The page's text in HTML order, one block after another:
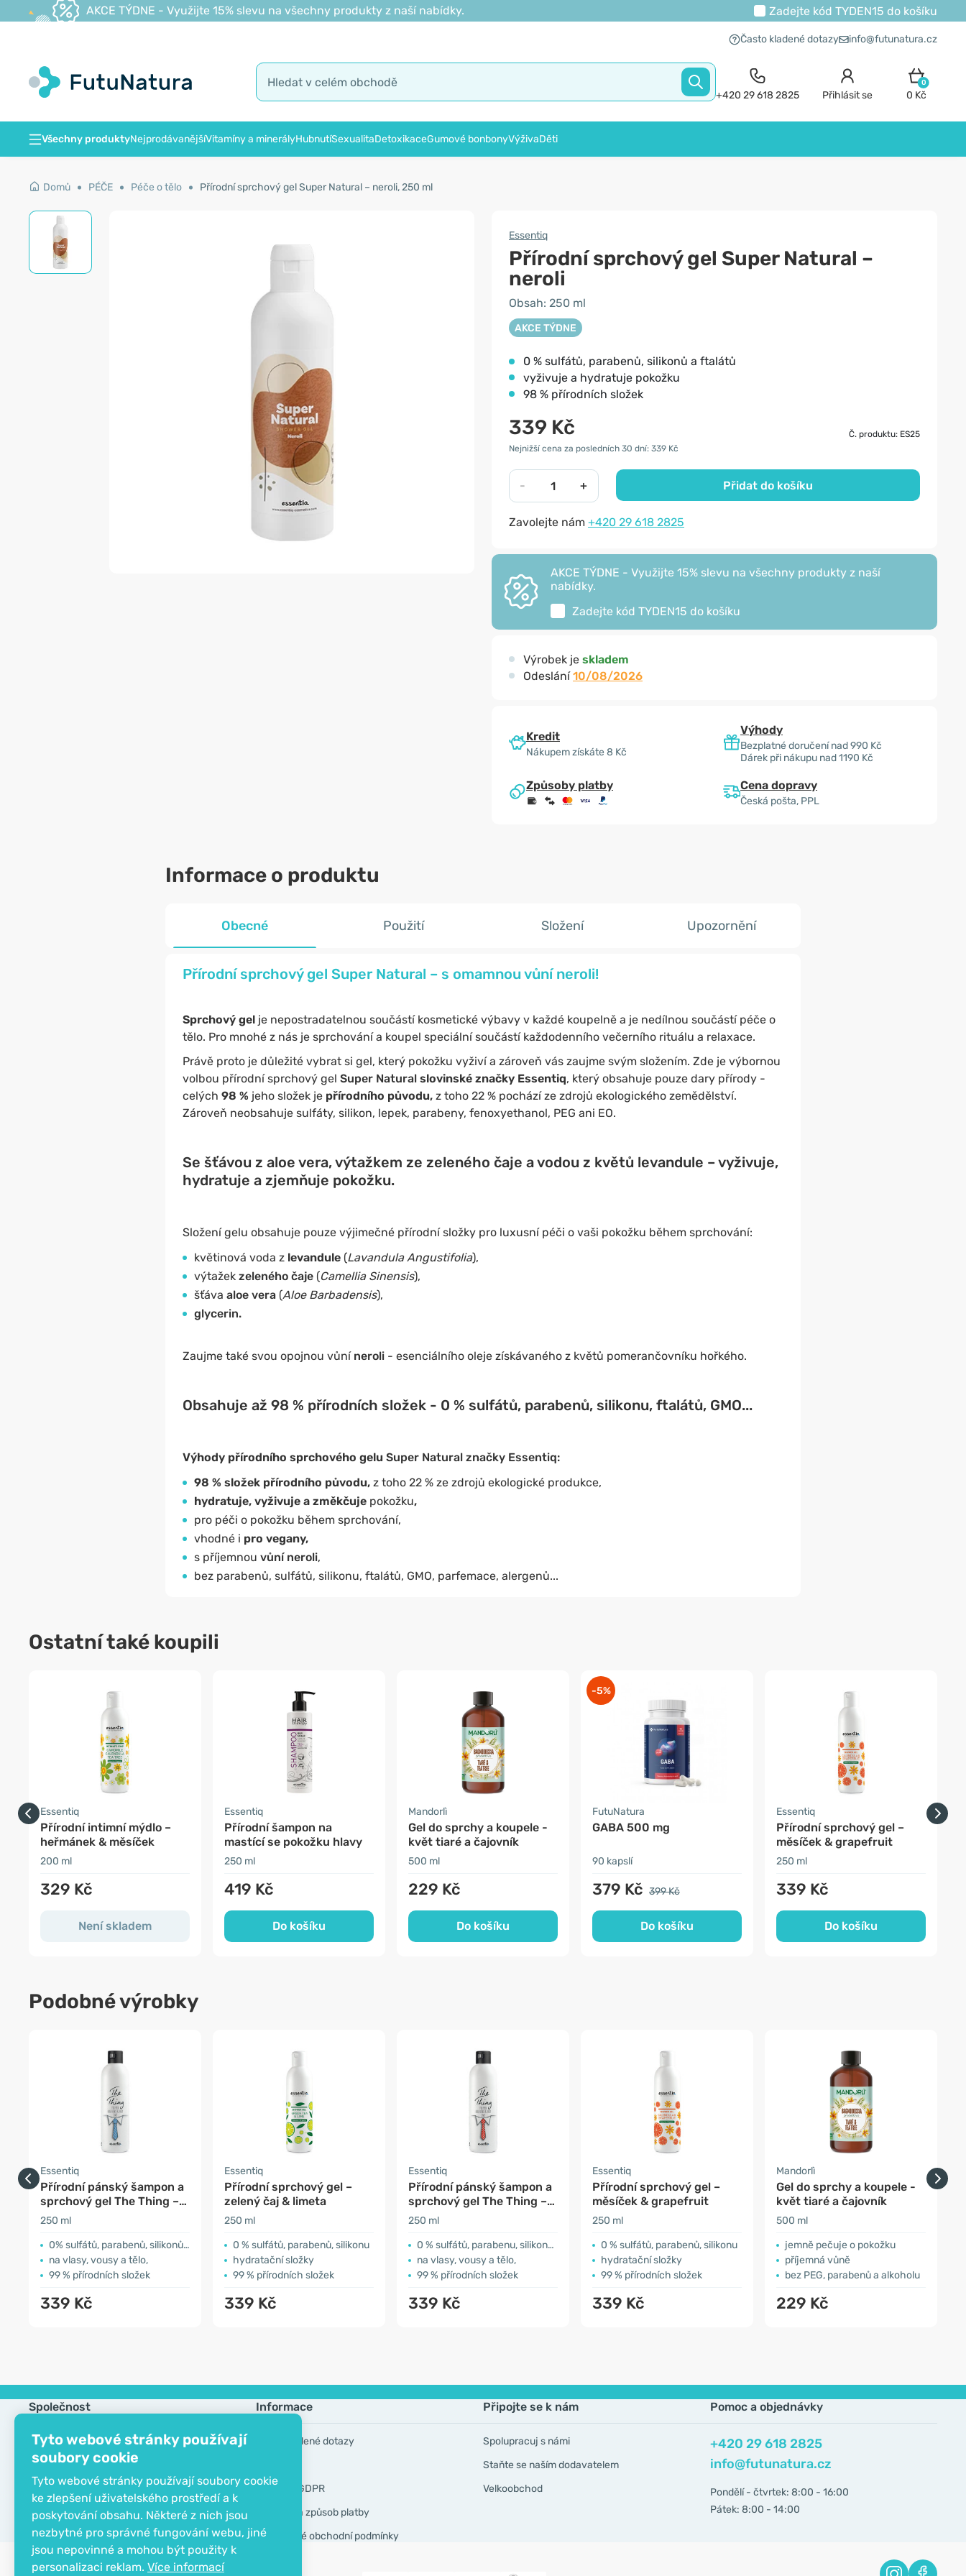
Tyto webové stránky používají
soubory cookie
Tyto webové stránky používají soubory cookie
ke zlepšení uživatelského prostředí a k
poskytování obsahu. Některé z nich jsou
nezbytné pro správné fungování webu, jiné
jsou nepovinné a mohou být použity k
personalizaci reklam. Více informací
AKCE TÝDNE - Využijte 15% slevu na všechny produkty z naší nabídky. Zadejte kód TYDEN15 do košíku
Často kladené dotazy info@futunatura.cz
+420 29 618 2825 Přihlásit se
0
0 Kč
Všechny produktyNejprodávanějšíVitamíny a minerályHubnutíSexualitaDetoxikaceGumové bonbonyVýživaDěti
Domů PÉČE Péče o tělo Přírodní sprchový gel Super Natural – neroli, 250 ml
Essentiq
Přírodní sprchový gel Super Natural –
neroli
Obsah: 250 ml
AKCE TÝDNE
0 % sulfátů, parabenů, silikonů a ftalátů
vyživuje a hydratuje pokožku
98 % přírodních složek
339 Kč
Č. produktu: ES25
Nejnižší cena za posledních 30 dní: 339 Kč
- + Přidat do košíku
Zavolejte nám +420 29 618 2825
AKCE TÝDNE - Využijte 15% slevu na všechny produkty z naší
nabídky.
Zadejte kód TYDEN15 do košíku
Výrobek je skladem
Odeslání10/08/2026
Kredit
Nákupem získáte 8 Kč
Výhody
Bezplatné doručení nad 990 Kč
Dárek při nákupu nad 1190 Kč
Způsoby platby Cena dopravy
Česká pošta, PPL
Informace o produktu
Obecné Použití Složení Upozornění
Přírodní sprchový gel Super Natural – s omamnou vůní neroli!
Sprchový gelje nepostradatelnou součástí kosmetické výbavy v každé koupelně a je nedílnou součástí péče o
tělo. Pro mnohé z nás je sprchování a koupel speciální součástí každodenního večerního rituálu a relaxace.
Právě proto je důležité vybrat si gel, který pokožku vyživí a zároveň vás zaujme svým složením. Zde je výbornou
volbou přírodní sprchový gel Super Natural slovinské značky Essentiq, který obsahuje pouze dary přírody -
celých 98 % jeho složek je přírodního původu,z toho 22 % pochází ze zdrojů ekologického zemědělství.
Zároveň neobsahuje sulfáty, silikon, lepek, parabeny, fenoxyethanol, PEG ani EO.
Se šťávou z aloe vera, výtažkem ze zeleného čaje a vodou z květů levandule – vyživuje,
hydratuje a zjemňuje pokožku.
Složení gelu obsahuje pouze výjimečné přírodní složky pro luxusní péči o vaši pokožku během sprchování:
květinová voda z levandule (Lavandula Angustifolia),
výtažek zeleného čaje(Camellia Sinensis),
šťáva aloe vera (Aloe Barbadensis),
glycerin.
Zaujme také svou opojnou vůní neroli - esenciálního oleje získávaného z květů pomerančovníku hořkého.
Obsahuje až 98 % přírodních složek - 0 % sulfátů, parabenů, silikonu, ftalátů, GMO...
Výhody přírodního sprchového gelu Super Natural značky Essentiq:
98 % složek přírodního původu,z toho 22 % ze zdrojů ekologické produkce,
hydratuje, vyživuje a změkčuje pokožku,
pro péči o pokožku během sprchování,
vhodné i pro vegany,
s příjemnou vůní neroli,
bez parabenů, sulfátů, silikonu, ftalátů, GMO, parfemace, alergenů...
Ostatní také koupili
Essentiq
Přírodní intimní mýdlo –
heřmánek & měsíček
200 ml
329 Kč
Není skladem
Essentiq
Přírodní šampon na
mastící se pokožku hlavy
250 ml
419 Kč
Do košíku
Mandorlì
Gel do sprchy a koupele -
květ tiaré a čajovník
500 ml
229 Kč
Do košíku
-5%
FutuNatura
GABA 500 mg
90 kapslí
379 Kč 399 Kč
Do košíku
Essentiq
Přírodní sprchový gel –
měsíček & grapefruit
250 ml
339 Kč
Do košíku
Podobné výrobky
Essentiq
Přírodní pánský šampon a
sprchový gel The Thing –
lesní plody
250 ml
0% sulfátů, parabenů, silikonů a ftalátů,
na vlasy, vousy a tělo,
99 % přírodních složek
339 Kč
Essentiq
Přírodní sprchový gel –
zelený čaj & limeta
250 ml
0 % sulfátů, parabenů, silikonu
hydratační složky
99 % přírodních složek
339 Kč
Essentiq
Přírodní pánský šampon a
sprchový gel The Thing –
kardamomový čaj
250 ml
0 % sulfátů, parabenu, silikonů a ftalátů
na vlasy, vousy a tělo,
99 % přírodních složek
339 Kč
Essentiq
Přírodní sprchový gel –
měsíček & grapefruit
250 ml
0 % sulfátů, parabenů, silikonu
hydratační složky
99 % přírodních složek
339 Kč
Mandorlì
Gel do sprchy a koupele -
květ tiaré a čajovník
500 ml
jemně pečuje o pokožku
příjemná vůně
bez PEG, parabenů a alkoholu
229 Kč
Společnost
Kontakt
O společnosti
EKO certifikát
Informace
Často kladené dotazy
Nástroje GDPR
Doprava a způsob platby
Všeobecné obchodní podmínky
Připojte se k nám
Spolupracuj s námi
Staňte se naším dodavatelem
Velkoobchod
Pomoc a objednávky
+420 29 618 2825
info@futunatura.cz
Pondělí - čtvrtek: 8:00 - 16:00
Pátek: 8:00 - 14:00